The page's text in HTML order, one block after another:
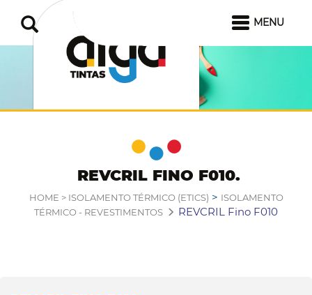
MENU
REVCRIL FINO F010
HOME > ISOLAMENTO TÉRMICO (ETICS) > ISOLAMENTO
TÉRMICO - REVESTIMENTOS
REVCRIL Fino F010